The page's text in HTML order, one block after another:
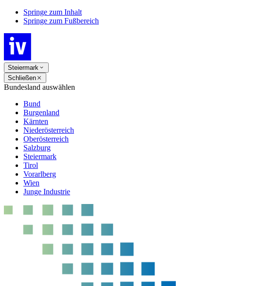
Springe zum Inhalt
Springe zum Fußbereich
Steiermark
Schließen
Bundesland auswählen
Bund
Burgenland
Kärnten
Niederösterreich
Oberösterreich
Salzburg
Steiermark
Tirol
Vorarlberg
Wien
Junge Industrie